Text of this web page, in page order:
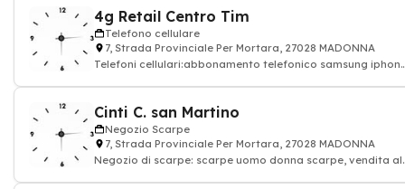
4g Retail Centro Tim
Telefono cellulare
7, Strada Provinciale Per Mortara, 27028 MADONNA
Telefoni cellulari:abbonamento telefonico samsung
Cinti C. san Martino
Negozio Scarpe
7, Strada Provinciale Per Mortara, 27028 MADONNA
Negozio di scarpe: scarpe uomo donna scarpe, vendita al